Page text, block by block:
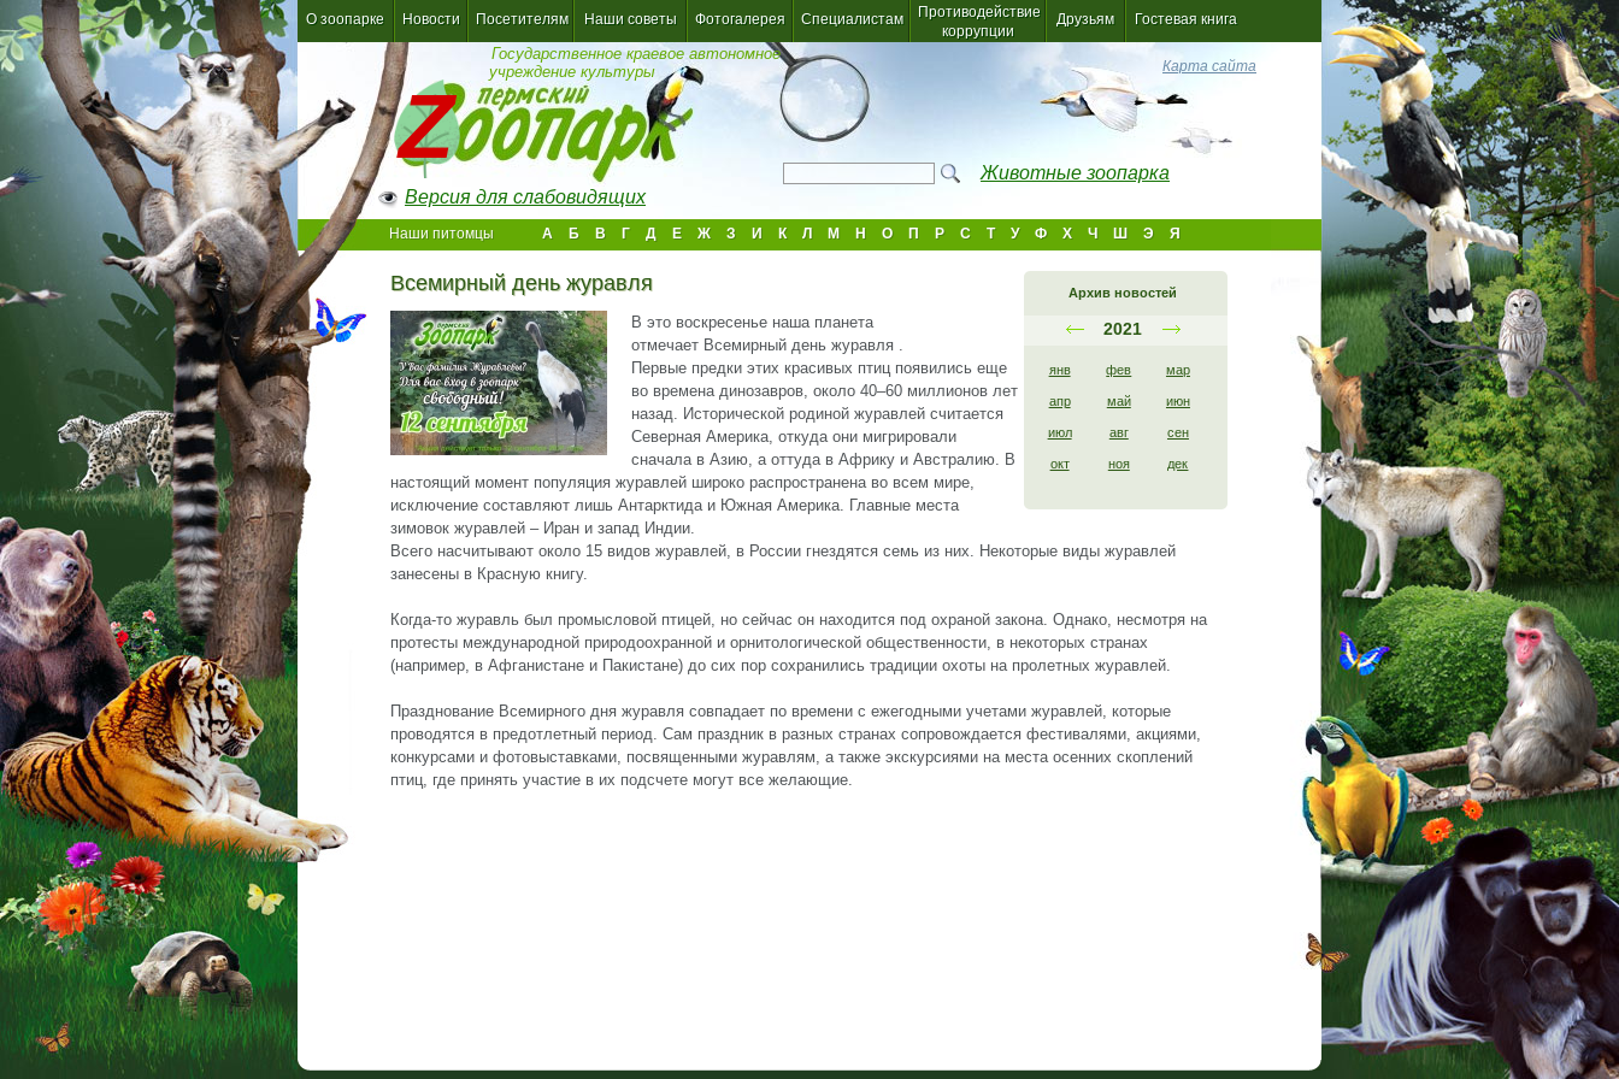
О зоопарке Новости Посетителям Наши советы Фотогалерея Специалистам
Противодействие
коррупции
Друзьям Гостевая книга
Государственное краевое автономное
учреждение культуры
Животные зоопарка
Карта сайта
Версия для слабовидящих
Наши питомцы А Б В Г Д Е Ж З И К Л М Н О П Р С Т У Ф Х Ч Ш Э Я
Архив новостей
2021
янв фев мар
апр май июн
июл авг сен
окт ноя дек
Всемирный день журавля
В это воскресенье наша планета
отмечает Всемирный день журавля .
Первые предки этих красивых птиц появились еще
во времена динозавров, около 40–60 миллионов лет
назад. Исторической родиной журавлей считается
Северная Америка, откуда они мигрировали
сначала в Азию, а оттуда в Африку и Австралию. В
настоящий момент популяция журавлей широко распространена во всем мире,
исключение составляют лишь Антарктида и Южная Америка. Главные места
зимовок журавлей – Иран и запад Индии.
Всего насчитывают около 15 видов журавлей, в России гнездятся семь из них. Некоторые виды журавлей
занесены в Красную книгу.
Когда-то журавль был промысловой птицей, но сейчас он находится под охраной закона. Однако, несмотря на
протесты международной природоохранной и орнитологической общественности, в некоторых странах
(например, в Афганистане и Пакистане) до сих пор сохранились традиции охоты на пролетных журавлей.
Празднование Всемирного дня журавля совпадает по времени с ежегодными учетами журавлей, которые
проводятся в предотлетный период. Сам праздник в разных странах сопровождается фестивалями, акциями,
конкурсами и фотовыставками, посвященными журавлям, а также экскурсиями на места осенних скоплений
птиц, где принять участие в их подсчете могут все желающие.